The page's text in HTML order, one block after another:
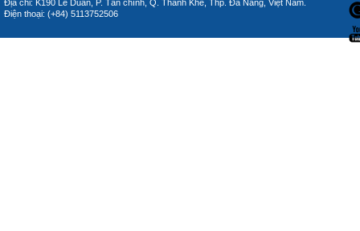
Địa chỉ: K190 Lê Duẩn, P. Tân chính, Q. Thanh Khê, Thp. Đà Nẵng, Việt Nam.
Điện thoại: (+84) 5113752506